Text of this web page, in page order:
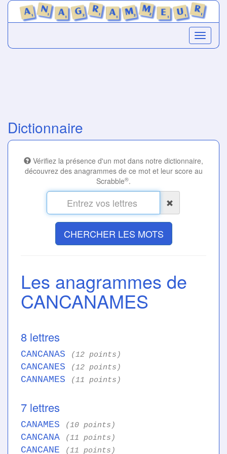
Dictionnaire
Vérifiez la présence d'un mot dans notre dictionnaire,
découvrez des anagrammes de ce mot et leur score au
Scrabble®.
CHERCHER LES MOTS
Les anagrammes de
CANCANAMES
8 lettres
CANCANAS (12 points)
CANCANES (12 points)
CANNAMES (11 points)
7 lettres
CANAMES (10 points)
CANCANA (11 points)
CANCANE (11 points)